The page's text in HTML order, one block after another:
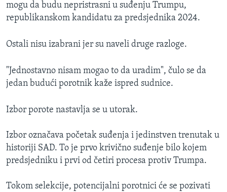
mogu da budu nepristrasni u suđenju Trumpu,
republikanskom kandidatu za predsjednika 2024.
Ostali nisu izabrani jer su naveli druge razloge.
"Jednostavno nisam mogao to da uradim", čulo se da
jedan budući porotnik kaže ispred sudnice.
Izbor porote nastavlja se u utorak.
Izbor označava početak suđenja i jedinstven trenutak u
historiji SAD. To je prvo krivično suđenje bilo kojem
predsjedniku i prvi od četiri procesa protiv Trumpa.
Tokom selekcije, potencijalni porotnici će se pozivati